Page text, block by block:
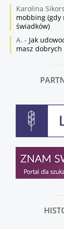
Karolina
mobbing (gdy
świadków)
A. - Jak
masz